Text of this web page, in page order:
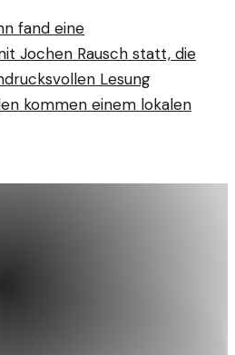
fand eine
Jochen Rausch statt, die
Lesung
kommen einem lokalen